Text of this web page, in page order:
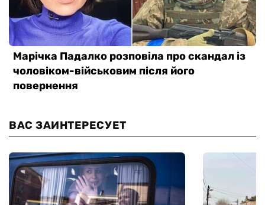
ВАС ЗАИНТЕРЕСУЕТ